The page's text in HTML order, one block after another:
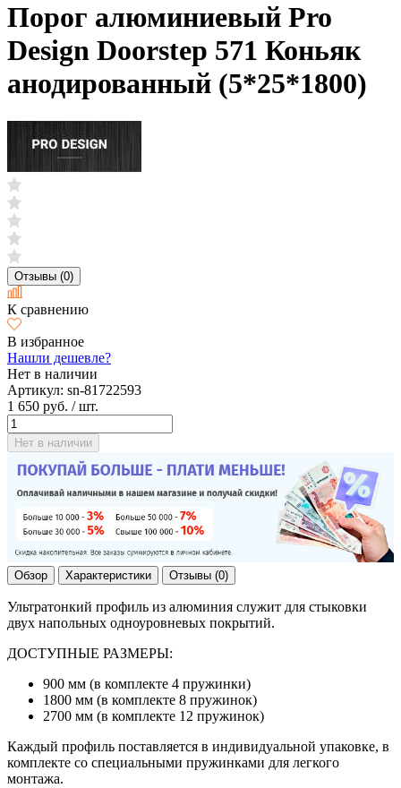
Порог алюминиевый Pro
Design Doorstep 571 Коньяк
анодированный (5*25*1800)
Отзывы (0)
К сравнению
В избранное
Нашли дешевле?
Нет в наличии
Артикул: sn-81722593
1 650 руб. / шт.
Нет в наличии
Обзор Характеристики Отзывы (0)
Ультратонкий профиль из алюминия служит для стыковки
двух напольных одноуровневых покрытий.
ДОСТУПНЫЕ РАЗМЕРЫ:
900 мм (в комплекте 4 пружинки)
1800 мм (в комплекте 8 пружинок)
2700 мм (в комплекте 12 пружинок)
Каждый профиль поставляется в индивидуальной упаковке, в
комплекте со специальными пружинками для легкого
монтажа.